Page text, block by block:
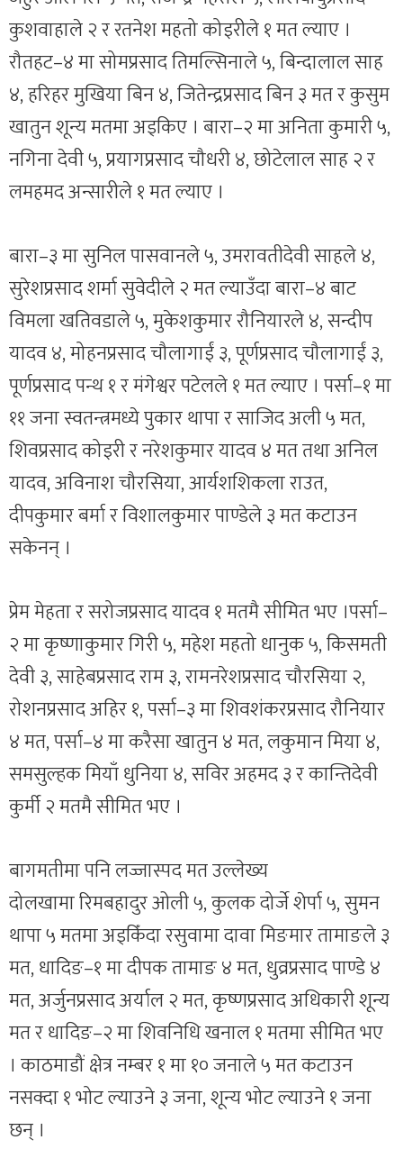
कुशवाहाले २ र रतनेश महतो कोइरीले १ मत ल्याए ।
रौतहट–४ मा सोमप्रसाद तिमल्सिनाले ५, बिन्दालाल साह
४, हरिहर मुखिया बिन ४, जितेन्द्रप्रसाद बिन ३ मत र कुसुम
खातुन शून्य मतमा अड्किए । बारा–२ मा अनिता कुमारी ५,
नगिना देवी ५, प्रयागप्रसाद चौधरी ४, छोटेलाल साह २ र
लमहमद अन्सारीले १ मत ल्याए ।
बारा–३ मा सुनिल पासवानले ५, उमरावतीदेवी साहले ४,
सुरेशप्रसाद शर्मा सुवेदीले २ मत ल्याउँदा बारा–४ बाट
विमला खतिवडाले ५, मुकेशकुमार रौनियारले ४, सन्दीप
यादव ४, मोहनप्रसाद चौलागाईं ३, पूर्णप्रसाद चौलागाईं ३,
पूर्णप्रसाद पन्थ १ र मंगेश्वर पटेलले १ मत ल्याए । पर्सा–१ मा
११ जना स्वतन्त्रमध्ये पुकार थापा र साजिद अली ५ मत,
शिवप्रसाद कोइरी र नरेशकुमार यादव ४ मत तथा अनिल
यादव, अविनाश चौरसिया, आर्यशशिकला राउत,
दीपकुमार बर्मा र विशालकुमार पाण्डेले ३ मत कटाउन
सकेनन् ।
प्रेम मेहता र सरोजप्रसाद यादव १ मतमै सीमित भए ।पर्सा–
२ मा कृष्णाकुमार गिरी ५, महेश महतो धानुक ५, किसमती
देवी ३, साहेबप्रसाद राम ३, रामनरेशप्रसाद चौरसिया २,
रोशनप्रसाद अहिर १, पर्सा–३ मा शिवशंकरप्रसाद रौनियार
४ मत, पर्सा–४ मा करैसा खातुन ४ मत, लकुमान मिया ४,
समसुल्हक मियाँ धुनिया ४, सविर अहमद ३ र कान्तिदेवी
कुर्मी २ मतमै सीमित भए ।
बागमतीमा पनि लज्जास्पद मत उल्लेख्य
दोलखामा रिमबहादुर ओली ५, कुलक दोर्जे शेर्पा ५, सुमन
थापा ५ मतमा अड्किँदा रसुवामा दावा मिङमार तामाङले ३
मत, धादिङ–१ मा दीपक तामाङ ४ मत, धुव्रप्रसाद पाण्डे ४
मत, अर्जुनप्रसाद अर्याल २ मत, कृष्णप्रसाद अधिकारी शून्य
मत र धादिङ–२ मा शिवनिधि खनाल १ मतमा सीमित भए
। काठमाडौं क्षेत्र नम्बर १ मा १० जनाले ५ मत कटाउन
नसक्दा १ भोट ल्याउने ३ जना, शून्य भोट ल्याउने १ जना
छन् ।